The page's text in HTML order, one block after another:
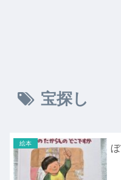
宝探し
絵本